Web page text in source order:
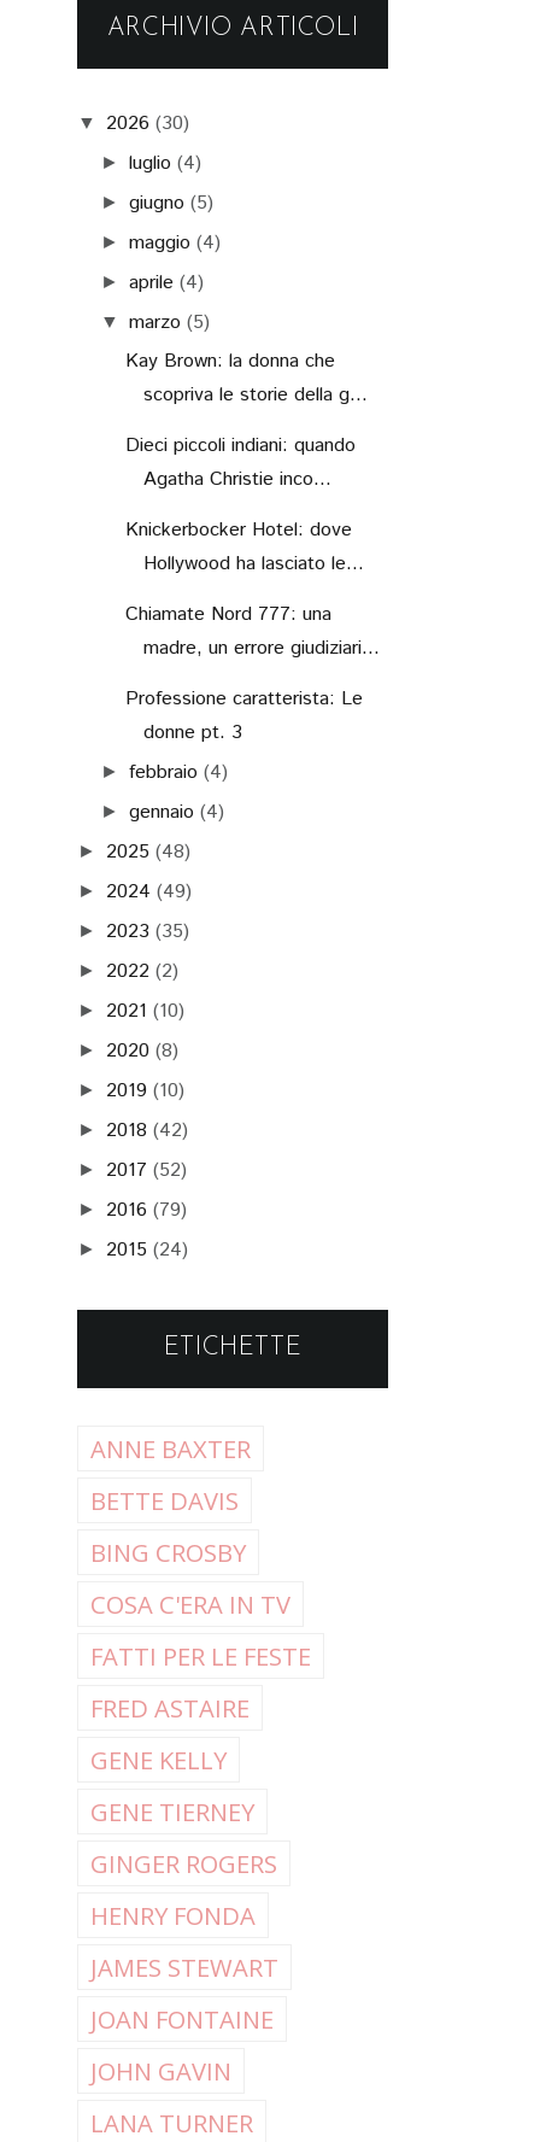
ARCHIVIO ARTICOLI
▼ 2026 (30)
►luglio (4)
►giugno (5)
►maggio (4)
►aprile (4)
▼ marzo (5)
Kay Brown: la donna che
scopriva le storie della g...
Dieci piccoli indiani: quando
Agatha Christie inco...
Knickerbocker Hotel: dove
Hollywood ha lasciato le...
Chiamate Nord 777: una
madre, un errore giudiziari...
Professione caratterista: Le
donne pt. 3
►febbraio (4)
►gennaio (4)
► 2025 (48)
► 2024 (49)
► 2023 (35)
► 2022 (2)
► 2021 (10)
► 2020 (8)
► 2019 (10)
► 2018 (42)
► 2017 (52)
► 2016 (79)
► 2015 (24)
ETICHETTE
ANNE BAXTER
BETTE DAVIS
BING CROSBY
COSA C'ERA IN TV
FATTI PER LE FESTE
FRED ASTAIRE
GENE KELLY
GENE TIERNEY
GINGER ROGERS
HENRY FONDA
JAMES STEWART
JOAN FONTAINE
JOHN GAVIN
LANA TURNER